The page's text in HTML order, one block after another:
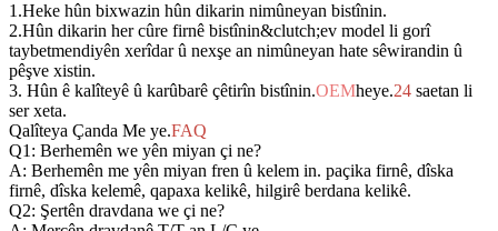
1.Heke hûn bixwazin hûn dikarin nimûneyan bistînin.
2.Hûn dikarin her cûre firnê bistînin&clutch;ev model li gorî
taybetmendiyên xerîdar û nexşe an nimûneyan hate sêwirandin û
pêşve xistin.
3. Hûn ê kalîteyê û karûbarê çêtirîn bistînin.OEMheye.24 saetan li
ser xeta.
Qalîteya Çanda Me ye.FAQ
Q1: Berhemên we yên miyan çi ne?
A: Berhemên me yên miyan fren û kelem in. paçika firnê, dîska
firnê, dîska kelemê, qapaxa kelikê, hilgirê berdana kelikê.
Q2: Şertên dravdana we çi ne?